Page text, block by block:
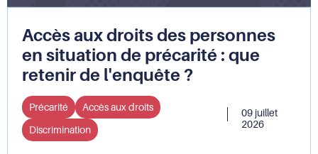
Accès aux droits des personnes
en situation de précarité : que
retenir de l'enquête ?
Précarité
Accès aux droits
Discrimination
09 juillet
2026